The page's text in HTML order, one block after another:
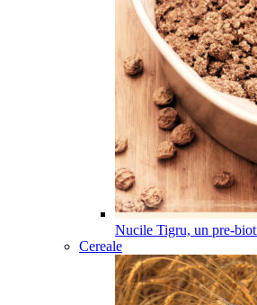
Nucile Tigru, un pre-
Cereale